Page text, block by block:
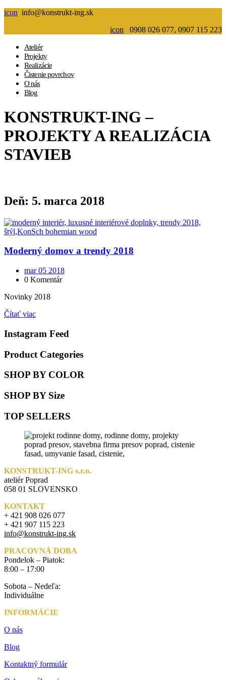
icon info@konstrukt-ing.sk
icon 0908 026 077, 0907 115 223
Ateliér
Projekty
Realizácie
Čistenie povrchov
O nás
Blog
KONSTRUKT-ING –
PROJEKTY A REALIZÁCIA
STAVIEB
Deň: 5. marca 2018
Moderný domov a trendy 2018
mar 05 2018
0 Komentár
Novinky 2018
Čítať viac
Instagram Feed
Product Categories
SHOP BY COLOR
SHOP BY Size
TOP SELLERS
KONSTRUKT-ING s.r.o.
ateliér Poprad
058 01 SLOVENSKO
KONTAKT
+ 421 908 026 077
+ 421 907 115 223
info@konstrukt-ing.sk
PRACOVNÁ DOBA
Pondelok – Piatok:
8:00 – 17:00
Sobota – Nedeľa:
Individuálne
INFORMÁCIE
O nás
Blog
Kontaktný formulár